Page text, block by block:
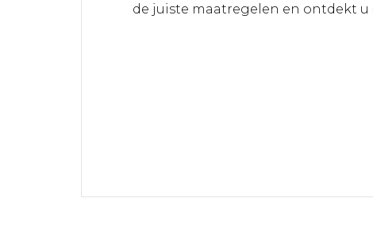
de juiste maatregelen en ontdekt u